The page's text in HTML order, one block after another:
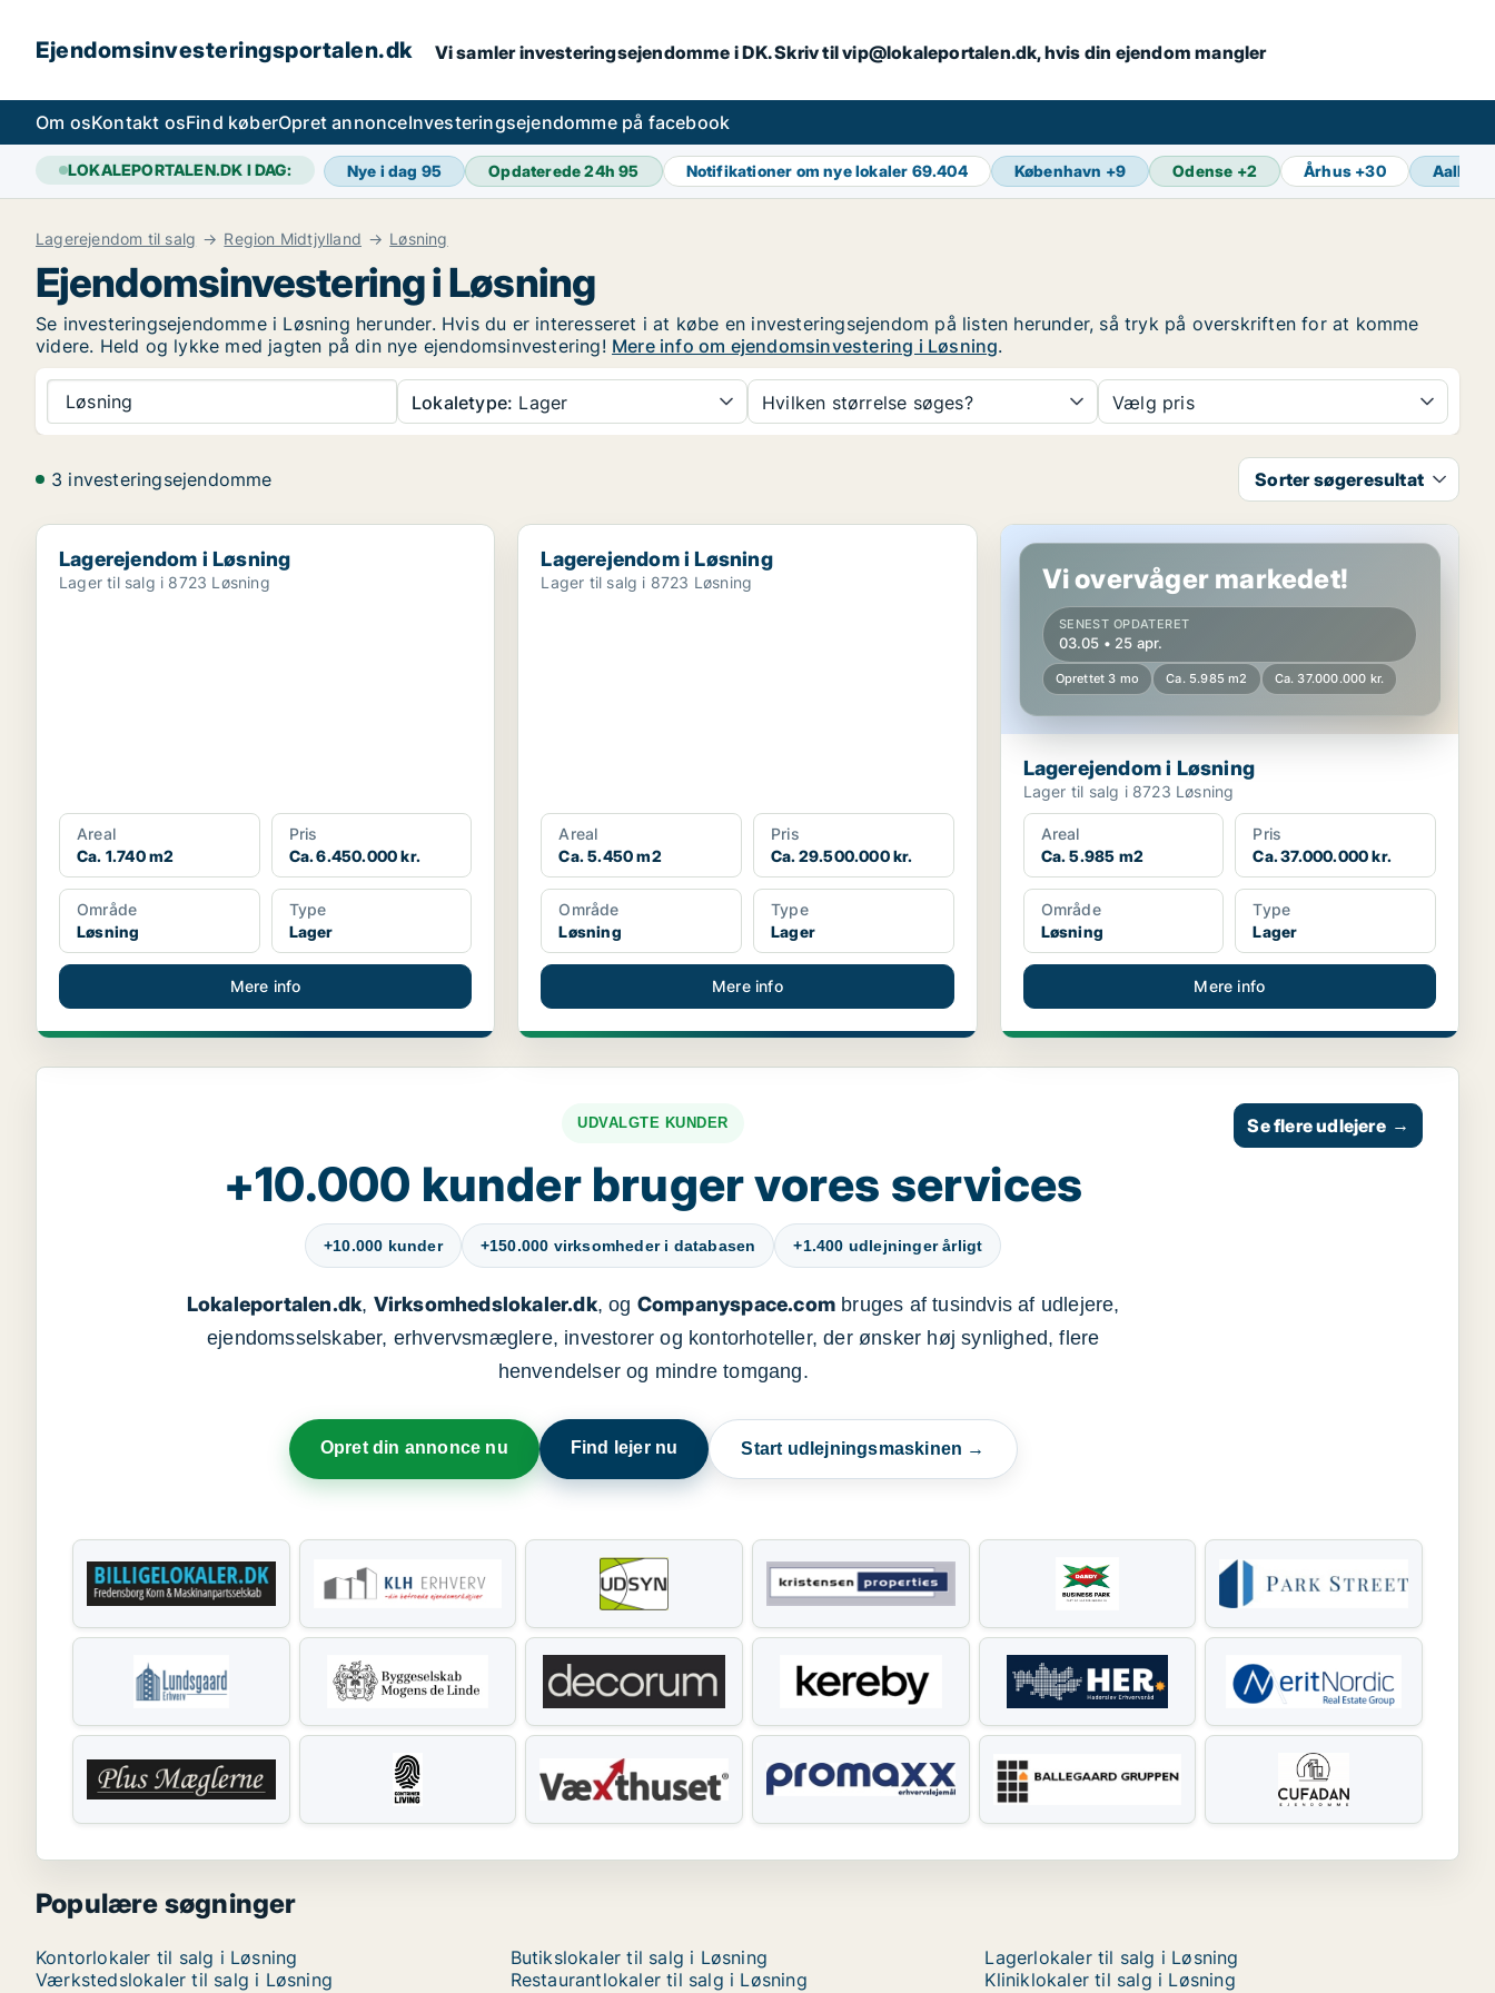
Ejendomsinvesteringsportalen.dk Vi samler investeringsejendomme i DK. Skriv til vip@lokaleportalen.dk, hvis din ejendom mangler
Om osKontakt osFind køberOpret annonceInvesteringsejendomme på facebook
LOKALEPORTALEN.DK I DAG: Nye i dag 95 Opdaterede 24h95 Notifikationer om nye lokaler 69.404 København +9 Odense +2 Århus +30 Aalborg
Lagerejendom til salg Region Midtjylland Løsning
Ejendomsinvestering i Løsning
Se investeringsejendomme i Løsning herunder. Hvis du er interesseret i at købe en investeringsejendom på listen herunder, så tryk på overskriften for at komme
videre. Held og lykke med jagten på din nye ejendomsinvestering! Mere info om ejendomsinvestering i Løsning.
Løsning Lokaletype: Lager Hvilken størrelse søges? Vælg pris
3 investeringsejendomme Sorter søgeresultat
Lagerejendom i Løsning
Lagerejendom i Løsning
Lager til salg i 8723 Løsning
Areal
Ca. 1.740 m2
Pris
Ca. 6.450.000 kr.
Område
Løsning
Type
Lager
Mere info
Lagerejendom i Løsning
Lagerejendom i Løsning
Lager til salg i 8723 Løsning
Areal
Ca. 5.450 m2
Pris
Ca. 29.500.000 kr.
Område
Løsning
Type
Lager
Mere info
Lagerejendom i Løsning
Vi overvåger markedet!
SENEST OPDATERET
03.05 • 25 apr.
Oprettet 3 mo Ca. 5.985 m2 Ca. 37.000.000 kr.
Lagerejendom i Løsning
Lager til salg i 8723 Løsning
Areal
Ca. 5.985 m2
Pris
Ca. 37.000.000 kr.
Område
Løsning
Type
Lager
Mere info
UDVALGTE KUNDER
+10.000 kunder bruger vores services
+10.000 kunder +150.000 virksomheder i databasen +1.400 udlejninger årligt
Lokaleportalen.dk, Virksomhedslokaler.dk, og Companyspace.combruges af tusindvis af udlejere,
ejendomsselskaber, erhvervsmæglere, investorer og kontorhoteller, der ønsker høj synlighed, flere
henvendelser og mindre tomgang.
Opret din annonce nu Find lejer nu Start udlejningsmaskinen →
Se flere udlejere →
Populære søgninger
Kontorlokaler til salg i Løsning Butikslokaler til salg i Løsning
Lagerlokaler til salg i Løsning
Værkstedslokaler til salg i Løsning
Restaurantlokaler til salg i Løsning
Kliniklokaler til salg i Løsning